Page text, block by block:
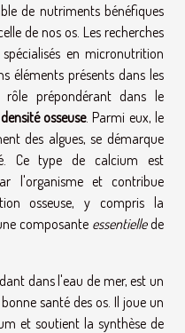
de nutriments bénéfiques
de nos os. Les recherches
en micronutrition
éléments présents dans les
prépondérant dans le
densité osseuse. Parmi eux, le
des algues, se démarque
Ce type de calcium est
l'organisme et contribue
osseuse, y compris la
composante essentiellede
dans l'eau de mer, est un
santé des os. Il joue un
et soutient la synthèse de